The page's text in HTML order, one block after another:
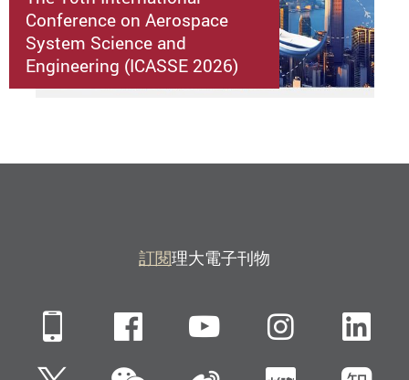
Conference on Aerospace
System Science and
Engineering (ICASSE 2026)
訂閱理大電子刊物
Mobile FacebookYouTube